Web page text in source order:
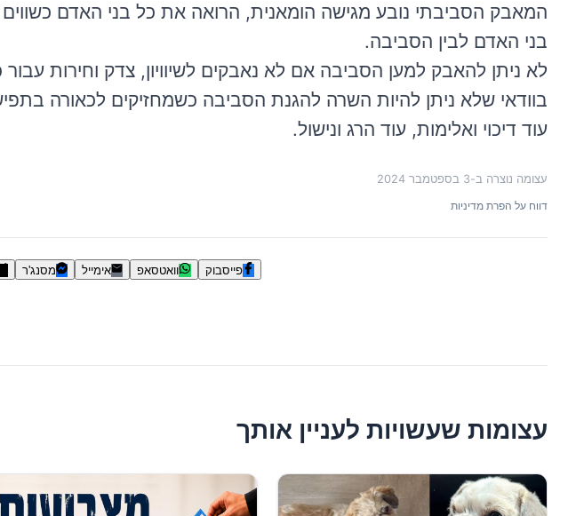
המאבק הסביבתי נובע מגישה הומאנית, הרואה את כל בני האדם כשווים
בני האדם לבין הסביבה.
לא ניתן להאבק למען הסביבה אם לא נאבקים לשיוויון, צדק וחירות
בוודאי שלא ניתן להיות השרה להגנת הסביבה כשמחזיקים לכאורה
עוד דיכוי ואלימות, עוד הרג ונישול.
עצומה נוצרה ב-3 בספטמבר 2024
דווח על הפרת מדיניות
פייסבוק וואטסאפ אימייל מסנג'ר
עצומות שעשויות לעניין אותך